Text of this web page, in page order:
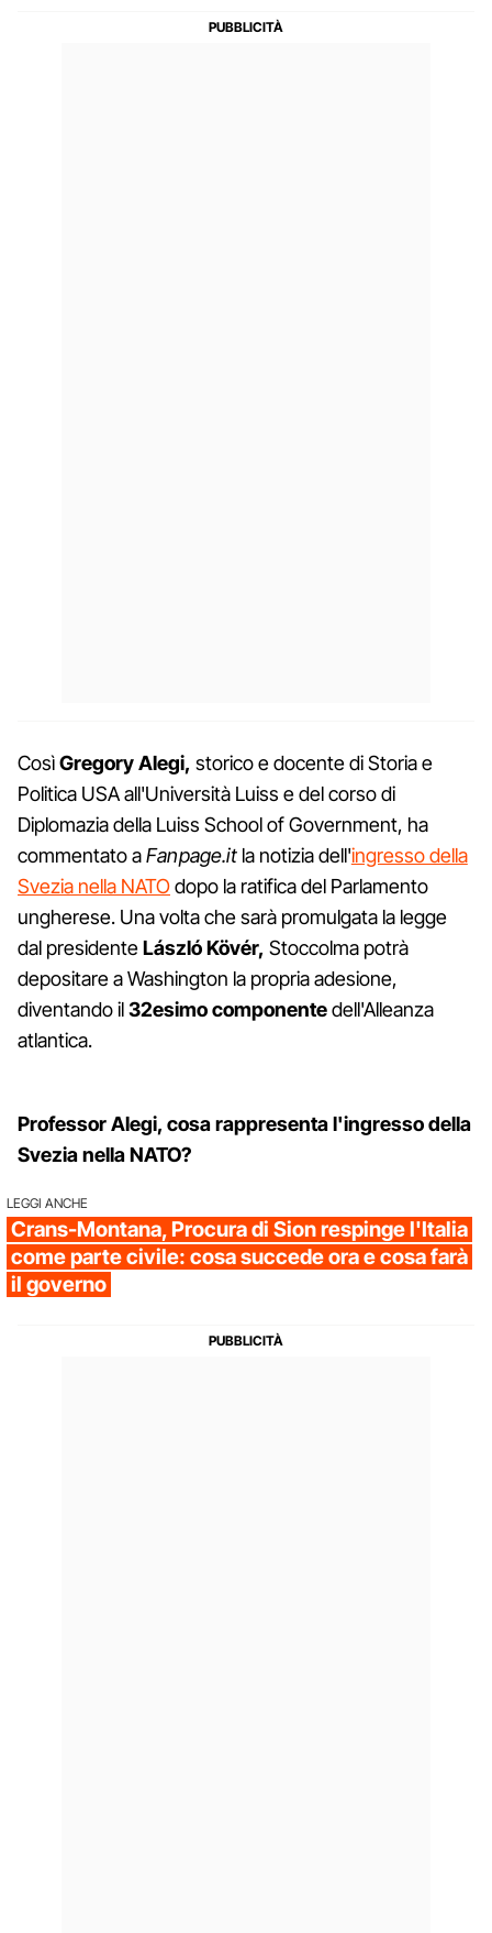
CosìGregory Alegi, storico e docente di Storia e
Politica USA all'Università Luiss e del corso di
Diplomazia della Luiss School of Government, ha
commentato aFanpage.itla notizia dell'ingresso della
Svezia nella NATOdopo la ratifica del Parlamento
ungherese. Una volta che sarà promulgata la legge
dal presidenteLászló Kövér, Stoccolma potrà
depositare a Washington la propria adesione,
diventando il32esimocomponentedell'Alleanza
atlantica.
Professor Alegi, cosa rappresenta l'ingresso della
Svezia nella NATO?
LEGGI ANCHE
Crans-Montana, Procura di Sion respinge l'Italia
come parte civile: cosa succede ora e cosa farà
il governo